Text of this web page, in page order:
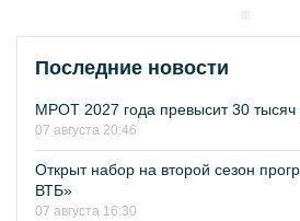
Последние новости
МРОТ 2027 года превысит 30 тысяч
07 августа 20:46
Открыт набор на второй сезон
ВТБ»
07 августа 16:30